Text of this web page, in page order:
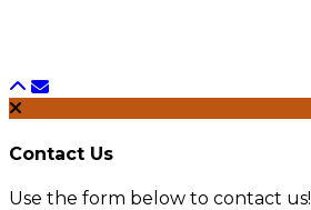
Contact Us
Use the form below to contact us!